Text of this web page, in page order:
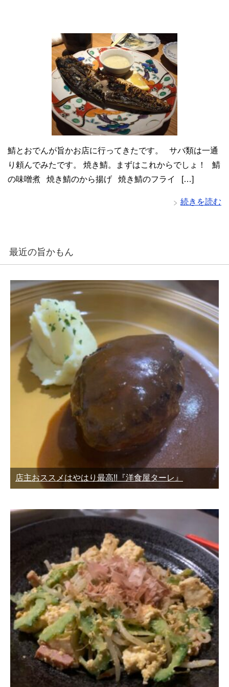
鯖とおでんが旨かお店に行ってきたです。 サバ類は一通
り頼んでみたです。 焼き鯖。まずはこれからでしょ！ 鯖
の味噌煮 焼き鯖のから揚げ 焼き鯖のフライ […]
続きを読む
最近の旨かもん
店主おススメはやはり最高!!『洋食屋ターレ』